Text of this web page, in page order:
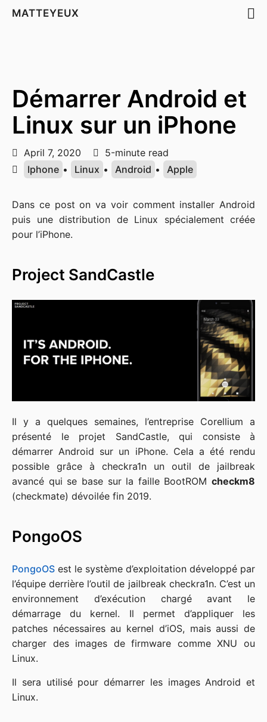
MATTEYEUX
Démarrer Android et
Linux sur un iPhone
April 7, 2020
5-minute read
Iphone • Linux • Android • Apple
Dans ce post on va voir comment installer Android
puis une distribution de Linux spécialement créée
pour l’iPhone.
Project SandCastle
Il y a quelques semaines, l’entreprise Corellium a
présenté le projet SandCastle, qui consiste à
démarrer Android sur un iPhone. Cela a été rendu
possible grâce à checkra1n un outil de jailbreak
avancé qui se base sur la faille BootROM checkm8
(checkmate) dévoilée fin 2019.
PongoOS
PongoOS est le système d’exploitation développé par
l’équipe derrière l’outil de jailbreak checkra1n. C’est un
environnement d’exécution chargé avant le
démarrage du kernel. Il permet d’appliquer les
patches nécessaires au kernel d’iOS, mais aussi de
charger des images de firmware comme XNU ou
Linux.
Il sera utilisé pour démarrer les images Android et
Linux.